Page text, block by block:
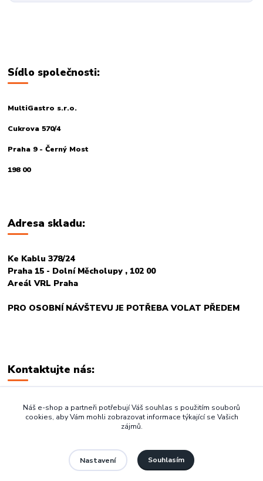
Sídlo společnosti:
MultiGastro s.r.o.
Cukrova 570/4
Praha 9 - Černý Most
198 00
Adresa skladu:
Ke Kablu 378/24
Praha 15 - Dolní Měcholupy , 102 00
Areál VRL Praha
PRO OSOBNÍ NÁVŠTEVU JE POTŘEBA VOLAT PŘEDEM
Kontaktujte nás:
+420 774 678 717
Náš e-shop a partneři potřebují Váš souhlas s použitím souborů
cookies, aby Vám mohli zobrazovat informace týkající se Vašich
zájmů.
Nastavení Souhlasím